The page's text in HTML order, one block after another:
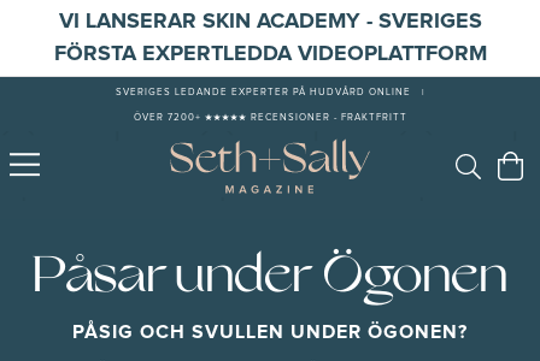
VI LANSERAR SKIN ACADEMY - SVERIGES
FÖRSTA EXPERTLEDDA VIDEOPLATTFORM
SVERIGES LEDANDE EXPERTER PÅ HUDVÅRD ONLINE
ÖVER 7200+ ★★★★★ RECENSIONER - FRAKTFRITT
Påsar under Ögonen
PÅSIG OCH SVULLEN UNDER ÖGONEN?